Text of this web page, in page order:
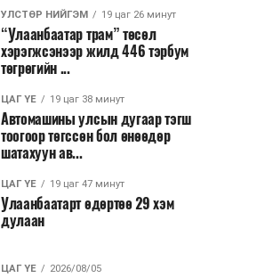
УЛСТӨР НИЙГЭМ 19 цаг 26 минут
“Улаанбаатар трам” төсөл
хэрэгжсэнээр жилд 446 тэрбум
төгрөгийн ...
ЦАГ ҮЕ 19 цаг 38 минут
Автомашины улсын дугаар тэгш
тоогоор төгссөн бол өнөөдөр
шатахуун ав...
ЦАГ ҮЕ 19 цаг 47 минут
Улаанбаатарт өдөртөө 29 хэм
дулаан
ЦАГ ҮЕ 2026/08/05